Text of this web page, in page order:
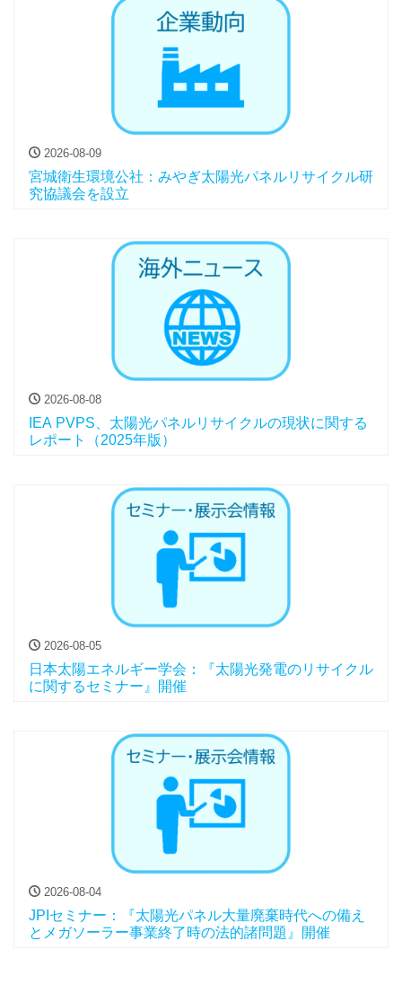
2026-08-09
宮城衛生環境公社：みやぎ太陽光パネルリサイクル研
究協議会を設立
2026-08-08
IEA PVPS、太陽光パネルリサイクルの現状に関する
レポート（2025年版）
2026-08-05
日本太陽エネルギー学会：『太陽光発電のリサイクル
に関するセミナー』開催
2026-08-04
JPIセミナー：『太陽光パネル大量廃棄時代への備え
とメガソーラー事業終了時の法的諸問題』開催